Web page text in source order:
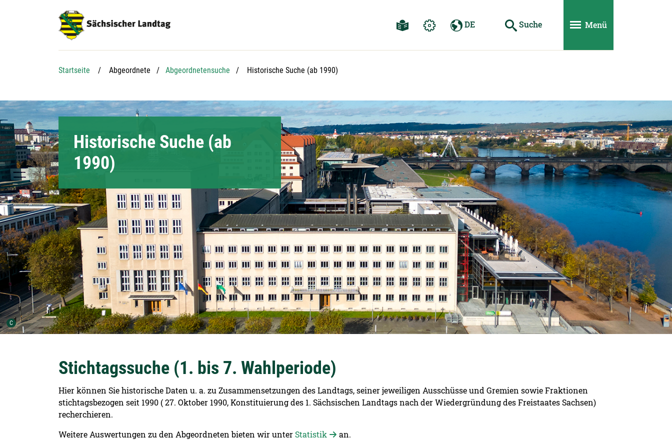
DE Suche Menü
Startseite Abgeordnete Abgeordnetensuche Aktuelle Seite:
Historische Suche (ab 1990)
C Urheber der Grafik:
Historische Suche (ab
1990)
Stichtagssuche (1. bis 7. Wahlperiode)
Hier können Sie historische Daten u. a. zu Zusammensetzungen des Landtags, seiner jeweiligen Ausschüsse und Gremien sowie Fraktionen
stichtagsbezogen seit 1990 ( 27. Oktober 1990, Konstituierung des 1. Sächsischen Landtags nach der Wiedergründung des Freistaates Sachsen)
recherchieren.
Weitere Auswertungen zu den Abgeordneten bieten wir unter Statistik an.